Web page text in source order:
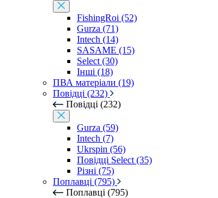
FishingRoi (52)
Gurza (71)
Intech (14)
SASAME (15)
Select (30)
Інші (18)
ПВА матеріали (19)
Повідці (232)
Повідці (232)
Gurza (59)
Intech (7)
Ukrspin (56)
Повідці Select (35)
Різні (75)
Поплавці (795)
Поплавці (795)